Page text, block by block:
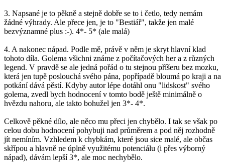
3. Napsané je to pěkně a stejně dobře se to i četlo, tedy nemám
žádné výhrady. Ale přece jen, je to "Bestiář", takže jen malé
bezvýznamné plus :-). 4*- 5* (ale malá)
4. A nakonec nápad. Podle mě, právě v něm je skryt hlavní klad
tohoto díla. Golema všichni známe z počítačových her a z různých
legend. V pravdě se ale jedná pořád o tu stejnou příšeru bez mozku,
která jen tupě poslouchá svého pána, popřípadě bloumá po kraji a na
potkání dává pěstí. Kdyby autor lépe dotáhl onu "lidskost" svého
golema, zvedl bych hodnocení v tomto bodě ještě minimálně o
hvězdu nahoru, ale takto bohužel jen 3*- 4*.
Celkově pěkné dílo, ale něco mu přeci jen chybělo. I tak se však po
celou dobu hodnocení pohybuji nad průměrem a pod něj rozhodně
jít nemíním. Vzhledem k chybkám, které jsou sice malé, ale občas
skřípou a hlavně ne úplně využitému potenciálu (i přes výborný
nápad), dávám lepší 3*, ale moc nechybělo.